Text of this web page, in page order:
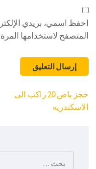
احفظ اسمي، بريدي
المتصفح لاستخدامها
تصفّح
المقالات
حجز باص 20 راكب الى
الاسكندريه
البحث